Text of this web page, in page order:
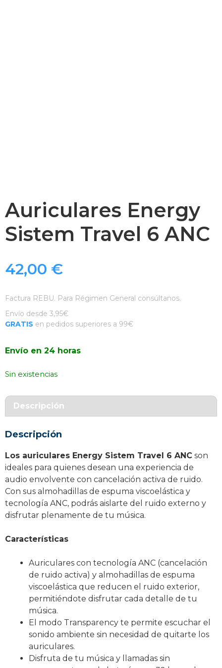
Auriculares Energy
Sistem Travel 6 ANC
42,00 €
Factura REBU. Para Régimen General consúltanos.
Envío desde 3,95€
GRATIS en pedidos superiores a 99€
Envío en 24 horas
Sin existencias
Descripción
Descripción
Los auriculares Energy Sistem Travel 6 ANC son
ideales para quienes desean una experiencia de
audio envolvente con cancelación activa de ruido.
Con sus almohadillas de espuma viscoelástica y
tecnología ANC, podrás aislarte del ruido externo y
disfrutar plenamente de tu música.
Características
Auriculares con tecnología ANC (cancelación
de ruido activa) y almohadillas de espuma
viscoelástica que reducen el ruido exterior,
permitiéndote disfrutar cada detalle de tu
música.
El modo Transparency te permite escuchar el
sonido ambiente sin necesidad de quitarte los
auriculares.
Disfruta de tu música y llamadas sin